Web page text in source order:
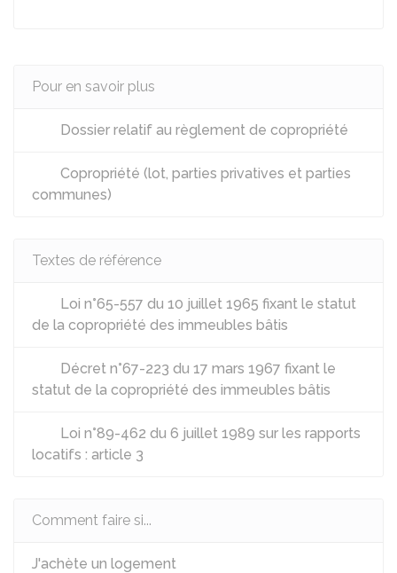
Pour en savoir plus
Dossier relatif au règlement de copropriété
Copropriété (lot, parties privatives et parties
communes)
Textes de référence
Loi n°65-557 du 10 juillet 1965 fixant le statut
de la copropriété des immeubles bâtis
Décret n°67-223 du 17 mars 1967 fixant le
statut de la copropriété des immeubles bâtis
Loi n°89-462 du 6 juillet 1989 sur les rapports
locatifs : article 3
Comment faire si...
J'achète un logement